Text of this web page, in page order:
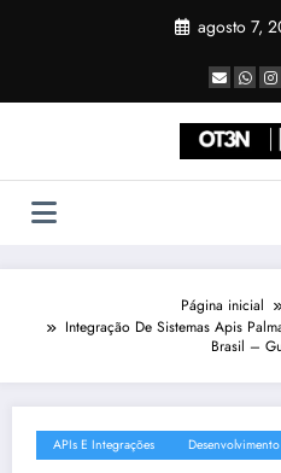
agosto 7,
Página inicial
Integração De Sistemas Apis
Brasil –
APIs E Integrações